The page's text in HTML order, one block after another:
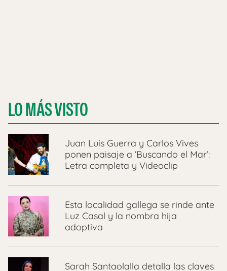
LO MÁS VISTO
Juan Luis Guerra y Carlos Vives
ponen paisaje a ‘Buscando el Mar’:
Letra completa y Videoclip
Esta localidad gallega se rinde ante
Luz Casal y la nombra hija
adoptiva
Sarah Santaolalla detalla las claves